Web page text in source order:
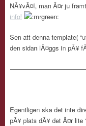
NÃ¥vÃ¤l, man Ã¤r ju
info!
Sen att denna template(
den sidan lÃ¤ggs in pÃ¥
Egentligen ska det inte
pÃ¥ plats dÃ¥ det Ã¤r lite